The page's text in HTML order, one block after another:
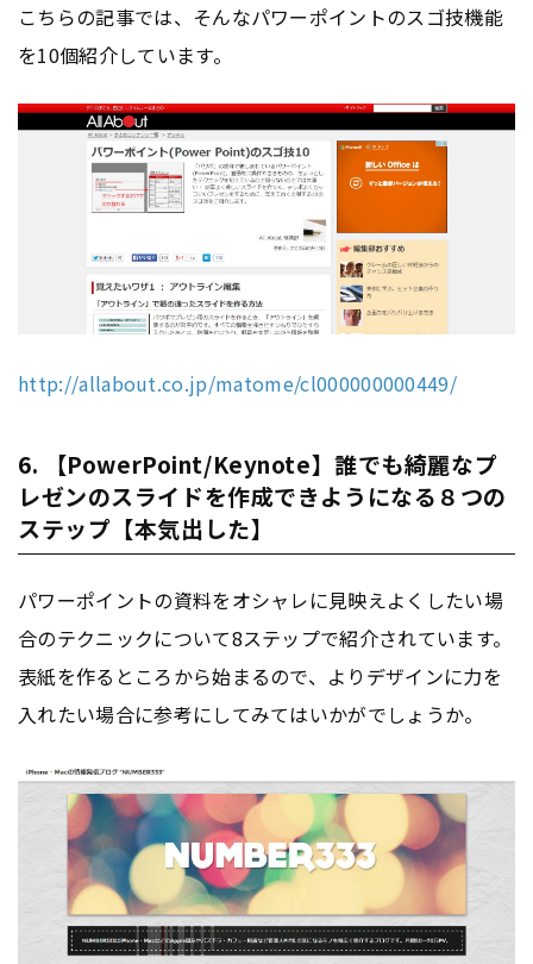
こちらの記事では、そんなパワーポイントのスゴ技機能
を10個紹介しています。
http://allabout.co.jp/matome/cl000000000449/
6. 【PowerPoint/Keynote】誰でも綺麗なプ
レゼンのスライドを作成できようになる８つの
ステップ【本気出した】
パワーポイントの資料をオシャレに見映えよくしたい場
合のテクニックについて8ステップで紹介されています。
表紙を作るところから始まるので、よりデザインに力を
入れたい場合に参考にしてみてはいかがでしょうか。